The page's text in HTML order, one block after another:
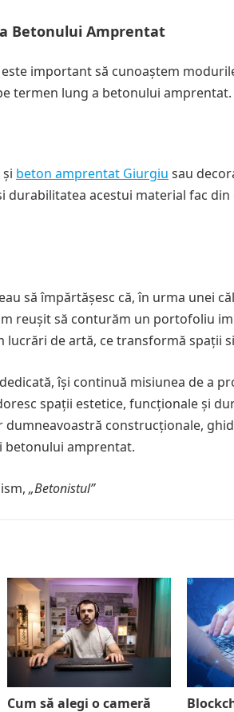
Betonului Amprentat
important să cunoaștem
termen lung a betonului amprentat.
beton amprentat Giurgiu sau
durabilitatea acestui material fac
să împărtășesc că, în urma unei
reușit să conturăm un portofoliu
lucrări de artă, ce transformă spații
își continuă misiunea de a
spații estetice, funcționale și
dumneavoastră construcționale,
betonului amprentat.
„Betonistul”
Cum să alegi o cameră